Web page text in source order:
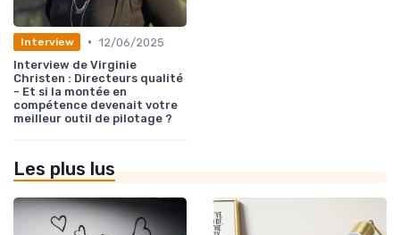
Interview • 12/06/2025
Interview de Virginie
Christen : Directeurs qualité
- Et si la montée en
compétence devenait votre
meilleur outil de pilotage ?
Les plus lus